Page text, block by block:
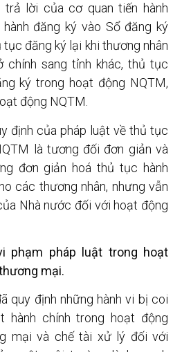
trả lời của cơ quan tiến hành
đăng ký vào Sổ đăng ký
đăng ký lại khi thương nhân
chính sang tỉnh khác, thủ tục
ký trong hoạt động NQTM,
động NQTM.
định của pháp luật về thủ tục
là tương đối đơn giản và
đơn giản hoá thủ tục hành
các thương nhân, nhưng vẫn
Nhà nước đối với hoạt động
phạm pháp luật trong hoạt
mại.
quy định những hành vi bị coi
hành chính trong hoạt động
mại và chế tài xử lý đối với